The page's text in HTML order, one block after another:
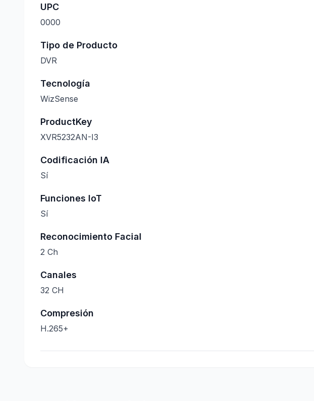
UPC
0000
Tipo de Producto
DVR
Tecnología
WizSense
ProductKey
XVR5232AN-I3
Codificación IA
Sí
Funciones IoT
Sí
Reconocimiento Facial
2 Ch
Canales
32 CH
Compresión
H.265+